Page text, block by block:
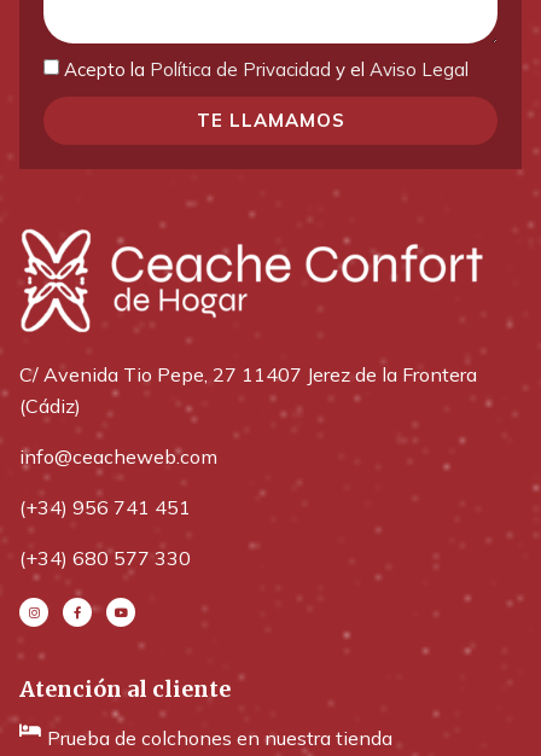
Acepto la Política de Privacidad y el Aviso Legal
TE LLAMAMOS
C/ Avenida Tio Pepe, 27 11407 Jerez de la Frontera
(Cádiz)
info@ceacheweb.com
(+34) 956 741 451
(+34) 680 577 330
Atención al cliente
Prueba de colchones en nuestra tienda